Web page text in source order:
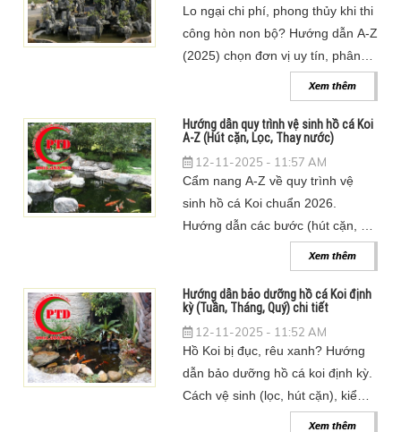
Lo ngại chi phí, phong thủy khi thi
công hòn non bộ? Hướng dẫn A-Z
(2025) chọn đơn vị uy tín, phân
Xem thêm
Hướng dẫn quy trình vệ sinh hồ cá Koi
A-Z (Hút cặn, Lọc, Thay nước)
12-11-2025 - 11:57 AM
Cẩm nang A-Z về quy trình vệ
sinh hồ cá Koi chuẩn 2026.
Hướng dẫn các bước (hút cặn, cọ
(bảo toàn vi sinh) & lịch trình.
Xem thêm
Hướng dẫn bảo dưỡng hồ cá Koi định
kỳ (Tuần, Tháng, Quý) chi tiết
12-11-2025 - 11:52 AM
Hồ Koi bị đục, rêu xanh? Hướng
dẫn bảo dưỡng hồ cá koi định kỳ.
Cách vệ sinh (lọc, hút cặn), kiểm
Xem thêm